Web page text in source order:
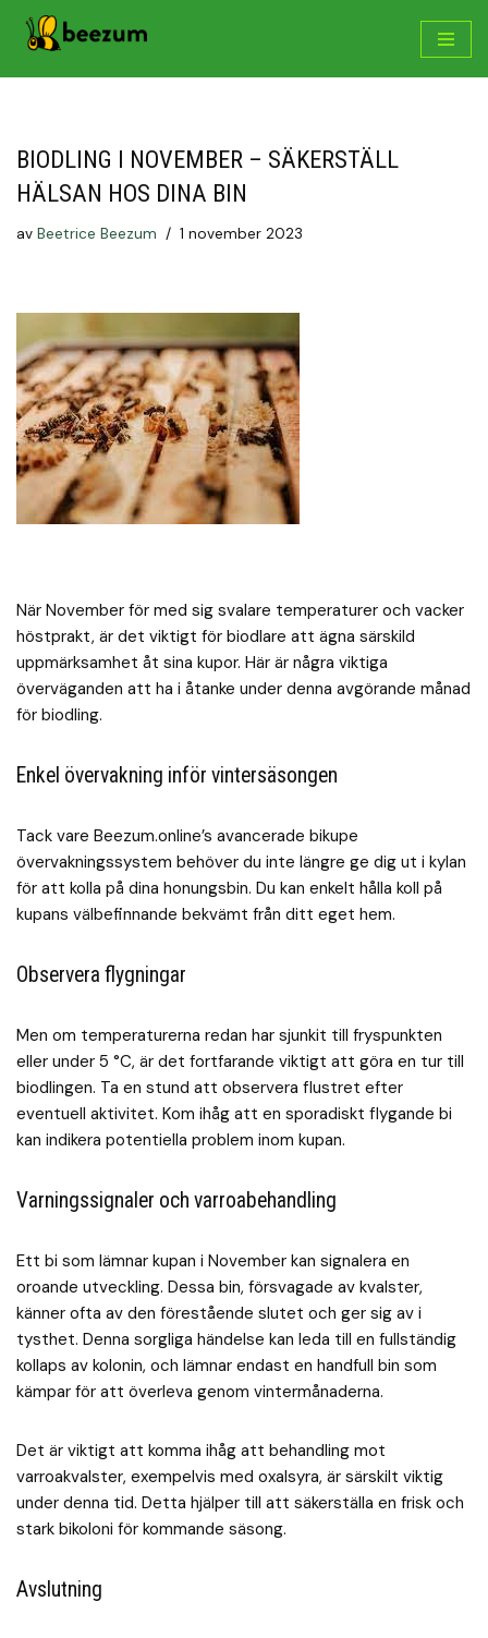
BIODLING I NOVEMBER – SÄKERSTÄLL
HÄLSAN HOS DINA BIN
av Beetrice Beezum 1 november 2023
När November för med sig svalare temperaturer och vacker
höstprakt, är det viktigt för biodlare att ägna särskild
uppmärksamhet åt sina kupor. Här är några viktiga
överväganden att ha i åtanke under denna avgörande månad
för biodling.
Enkel övervakning inför vintersäsongen
Tack vare Beezum.online’s avancerade bikupe
övervakningssystem behöver du inte längre ge dig ut i kylan
för att kolla på dina honungsbin. Du kan enkelt hålla koll på
kupans välbefinnande bekvämt från ditt eget hem.
Observera flygningar
Men om temperaturerna redan har sjunkit till fryspunkten
eller under 5 °C, är det fortfarande viktigt att göra en tur till
biodlingen. Ta en stund att observera flustret efter
eventuell aktivitet. Kom ihåg att en sporadiskt flygande bi
kan indikera potentiella problem inom kupan.
Varningssignaler och varroabehandling
Ett bi som lämnar kupan i November kan signalera en
oroande utveckling. Dessa bin, försvagade av kvalster,
känner ofta av den förestående slutet och ger sig av i
tysthet. Denna sorgliga händelse kan leda till en fullständig
kollaps av kolonin, och lämnar endast en handfull bin som
kämpar för att överleva genom vintermånaderna.
Det är viktigt att komma ihåg att behandling mot
varroakvalster, exempelvis med oxalsyra, är särskilt viktig
under denna tid. Detta hjälper till att säkerställa en frisk och
stark bikoloni för kommande säsong.
Avslutning